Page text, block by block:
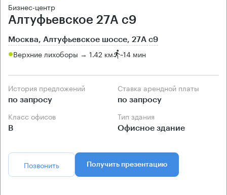
Бизнес-центр
Алтуфьевское 27А с9
Москва, Алтуфьевское шоссе, 27А с9
Верхние лихоборы → 1.42 км ~14 мин
История предложений
по запросу
Ставка арендной платы
по запросу
Класс офисов
B
Тип здания
Офисное здание
Позвонить Получить презентацию